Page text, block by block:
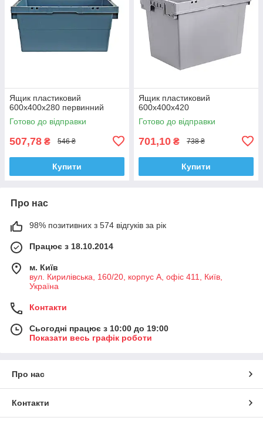
Ящик пластиковий
600х400х280 первинний
Готово до відправки
507,78 ₴ 546 ₴
Купити
Ящик пластиковий
600х400х420
Готово до відправки
701,10 ₴ 738 ₴
Купити
Про нас
98% позитивних з 574 відгуків за рік
Працює з 18.10.2014
м. Київ
вул. Кирилівська, 160/20, корпус А, офіс 411, Київ,
Україна
Контакти
Сьогодні працює з 10:00 до 19:00
Показати весь графік роботи
Про нас
Контакти